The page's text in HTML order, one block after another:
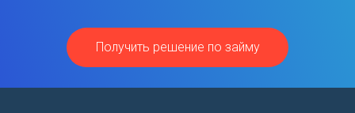
Получить решение по займу